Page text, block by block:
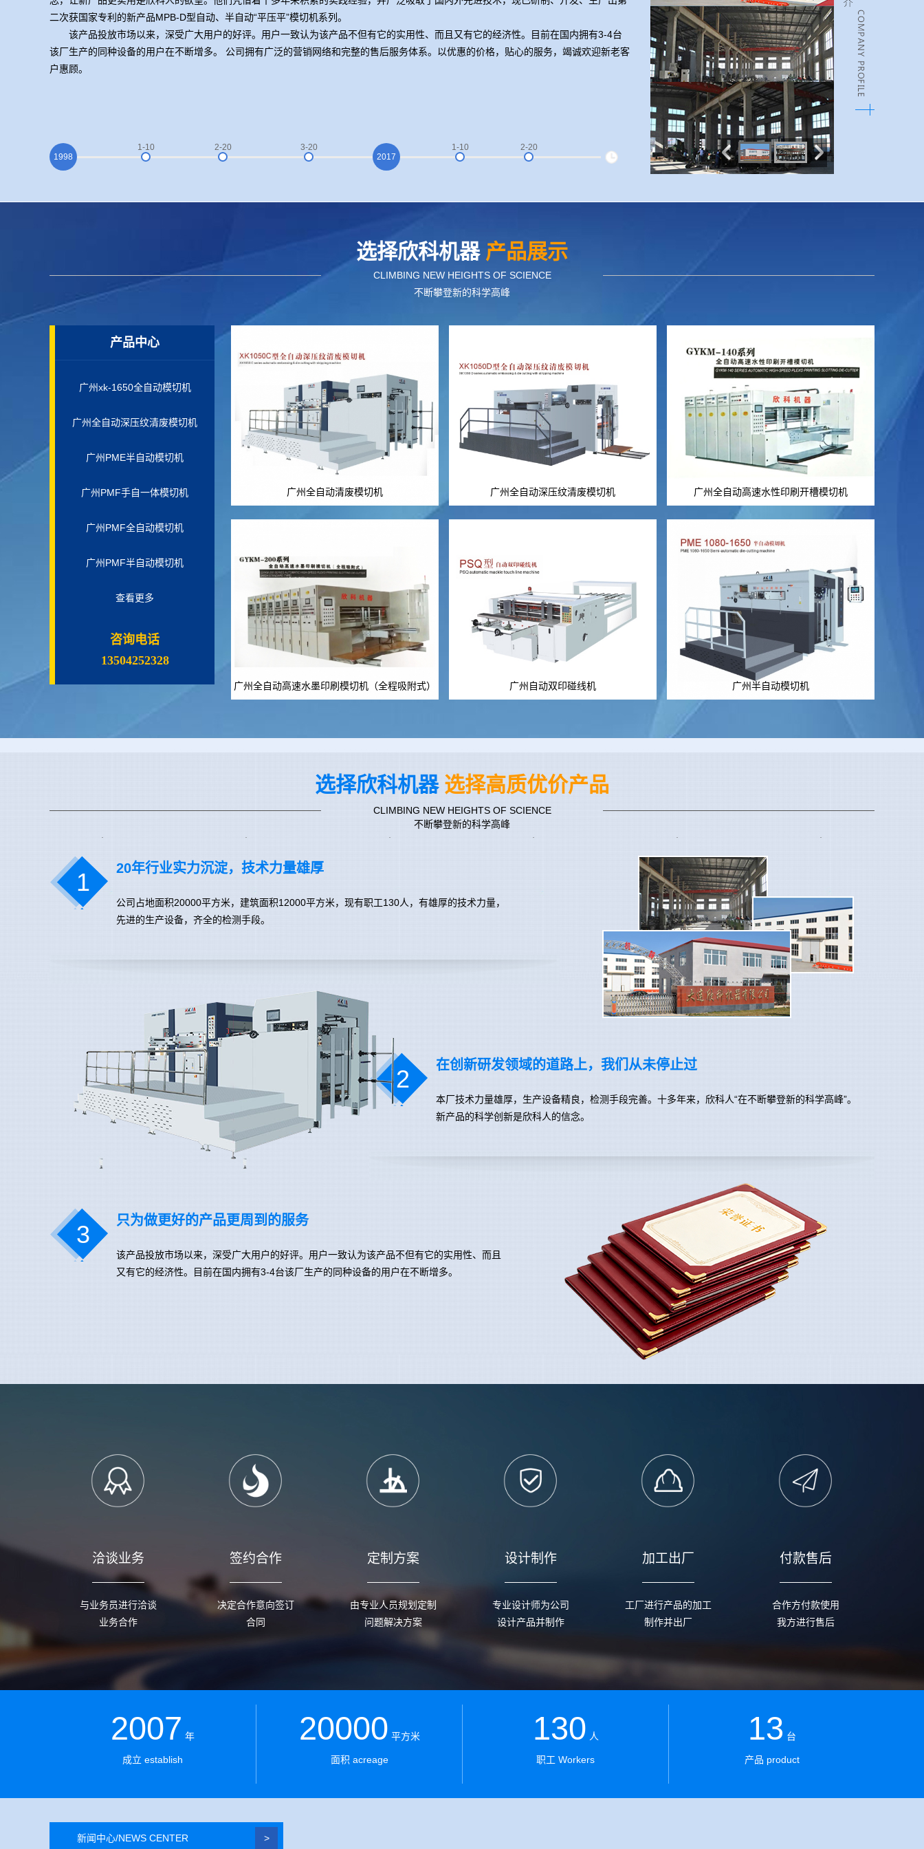
二次获国家专利的新产品MPB-D型自动、半自动“平压平”模切机系列。
该产品投放市场以来，深受广大用户的好评。用户一致认为该产品不但有它的实用性、而且又有它的经济性。目前在国内拥有3-4台
该厂生产的同种设备的用户在不断增多。 公司拥有广泛的营销网络和完整的售后服务体系。以优惠的价格，贴心的服务，竭诚欢迎新老客
户惠顾。
1998
1-10 2-20
3-20
2017
1-10 2-20
选择欣科机器产品展示
CLIMBING NEW HEIGHTS OF SCIENCE
不断攀登新的科学高峰
产品中心
广州xk-1650全自动模切机
广州全自动深压纹清废模切机
广州PME半自动模切机
广州PMF手自一体模切机
广州PMF全自动模切机
广州PMF半自动模切机
查看更多
咨询电话
13504252328
广州全自动清废模切机 广州全自动深压纹清废模切机 广州全自动高速水性印刷开槽模切机
广州全自动高速水墨印刷模切机（全程吸附式） 广州自动双印碰线机 广州半自动模切机
选择欣科机器选择高质优价产品
CLIMBING NEW HEIGHTS OF SCIENCE
不断攀登新的科学高峰
1 20年行业实力沉淀，技术力量雄厚
公司占地面积20000平方米，建筑面积12000平方米，现有职工130人，有雄厚的技术力量，
先进的生产设备，齐全的检测手段。
2 在创新研发领域的道路上，我们从未停止过
本厂技术力量雄厚，生产设备精良，检测手段完善。十多年来，欣科人“在不断攀登新的科学高峰”。
新产品的科学创新是欣科人的信念。
3 只为做更好的产品更周到的服务
该产品投放市场以来，深受广大用户的好评。用户一致认为该产品不但有它的实用性、而且
又有它的经济性。目前在国内拥有3-4台该厂生产的同种设备的用户在不断增多。
洽谈业务
与业务员进行洽谈
业务合作
签约合作
决定合作意向签订
合同
定制方案
由专业人员规划定制
问题解决方案
设计制作
专业设计师为公司
设计产品并制作
加工出厂
工厂进行产品的加工
制作并出厂
付款售后
合作方付款使用
我方进行售后
2007 年
成立 establish
20000 平方米
面积 acreage
130 人
职工 Workers
13 台
产品 product
新闻中心/NEWS CENTER >